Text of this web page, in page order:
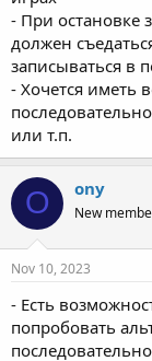
- При остановке
должен
записываться в
- Хочется иметь
или т.п.
O ony
New
Nov 10, 2023
- Есть
попробовать